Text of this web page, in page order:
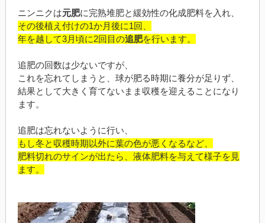
ニンニクは元肥に完熟堆肥と緩効性の化成肥料を入れ、
その後植え付けの1か月後に1回、
年を越して3月頃に2回目の追肥を行います。
追肥の回数は少ないですが、
これを忘れてしまうと、球が肥る時期に養分が足りず、
結果として大きく育てないまま収穫を迎えることになり
ます。
追肥は忘れないように行い、
もし冬と収穫時期以外に葉の色が悪くなるなど、
肥料切れのサインが出たら、液体肥料を与えて様子を見
ます。